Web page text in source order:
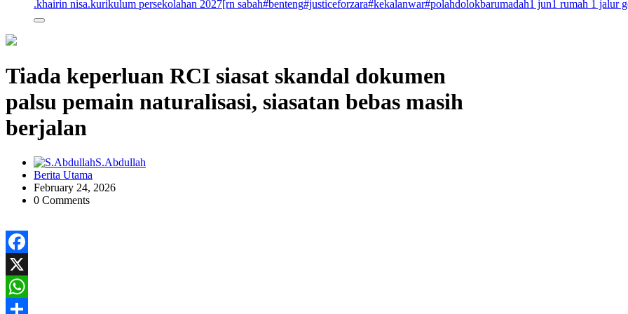
.khairin nisa.kurikulum persekolahan 2027[rn sabah#benteng#justiceforzara#kekalanwar#polahdolokbarumadah1 jun1 rumah 1 jalur
Tiada keperluan RCI siasat skandal dokumen
palsu pemain naturalisasi, siasatan bebas masih
berjalan
S.Abdullah
Berita Utama
February 24, 2026
0 Comments
Facebook
X
WhatsApp